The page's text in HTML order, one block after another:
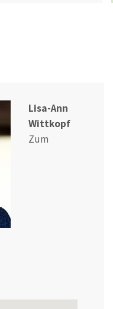
Lisa-Ann
Wittkopf
Zum